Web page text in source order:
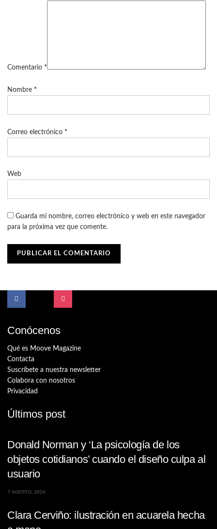
Comentario *
Nombre *
Correo electrónico *
Web
Guarda mi nombre, correo electrónico y web en este navegador
para la próxima vez que comente.
Conócenos
Qué es Moove Magazine
Contacta
Suscríbete a nuestra newsletter
Colabora con nosotros
Privacidad
Últimos post
Donald Norman y ‘La psicología de los
objetos cotidianos’ cuando el diseño culpa al
usuario
7 AGOSTO, 2026
Clara Cerviño: ilustración en acuarela hecha